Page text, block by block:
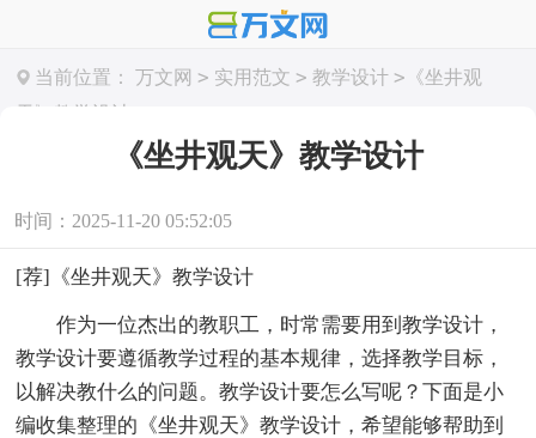
当前位置： 万文网 > 实用范文 > 教学设计 > 《坐井观
天》教学设计
《坐井观天》教学设计
时间：2025-11-20 05:52:05
[荐]《坐井观天》教学设计
作为一位杰出的教职工，时常需要用到教学设计，
教学设计要遵循教学过程的基本规律，选择教学目标，
以解决教什么的问题。教学设计要怎么写呢？下面是小
编收集整理的《坐井观天》教学设计，希望能够帮助到